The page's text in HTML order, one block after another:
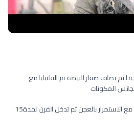
ثم يضاف صفار البيضة ثم الفانيليا مع
المكونات
يضاف الدقيق والكاكاو مع الاستمرار بالعجن ثم تدخل الفرن لمدة15